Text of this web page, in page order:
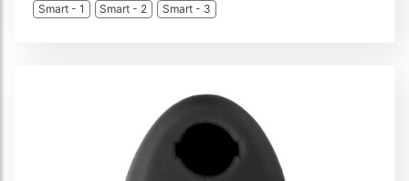
Smart - 1 Smart - 2 Smart - 3